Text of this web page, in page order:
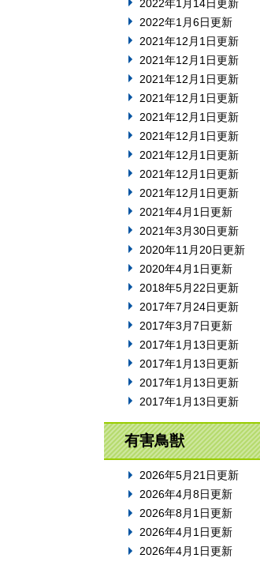
2022年1月14日更新
2022年1月6日更新
2021年12月1日更新
2021年12月1日更新
2021年12月1日更新
2021年12月1日更新
2021年12月1日更新
2021年12月1日更新
2021年12月1日更新
2021年12月1日更新
2021年12月1日更新
2021年4月1日更新
2021年3月30日更新
2020年11月20日更新
2020年4月1日更新
2018年5月22日更新
2017年7月24日更新
2017年3月7日更新
2017年1月13日更新
2017年1月13日更新
2017年1月13日更新
2017年1月13日更新
有害鳥獣
2026年5月21日更新
2026年4月8日更新
2026年8月1日更新
2026年4月1日更新
2026年4月1日更新